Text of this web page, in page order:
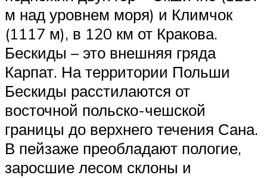
м над уровнем моря) и Климчок
(1117 м), в 120 км от Кракова.
Бескиды – это внешняя гряда
Карпат. На территории Польши
Бескиды расстилаются от
восточной польско-чешской
границы до верхнего течения Сана.
В пейзаже преобладают пологие,
заросшие лесом склоны и